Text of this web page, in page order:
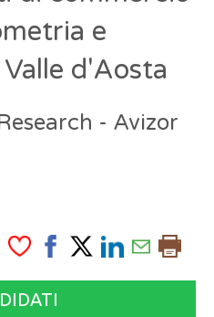
e
d'Aosta
- Avizor